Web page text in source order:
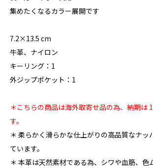
集めたくなるカラー展開です
7.2×13.5 cm
牛革、ナイロン
キーリング：1
外ジップポケット：1
＊こちらの商品は海外取寄せ品の為、納期は
す。
＊ 柔らかく滑らかな仕上がりの高品質なナッ
ています。
＊ 本革は天然素材である為、シワや血筋、色